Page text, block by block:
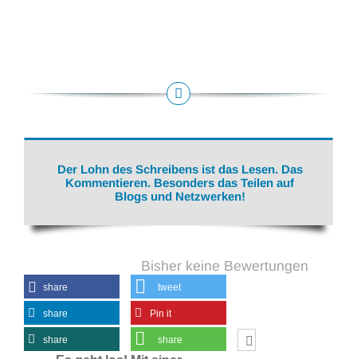
Der Lohn des Schreibens ist das Lesen. Das
Kommentieren. Besonders das Teilen auf
Blogs und Netzwerken!
Bisher keine Bewertungen
share tweet
share Pin it
share share